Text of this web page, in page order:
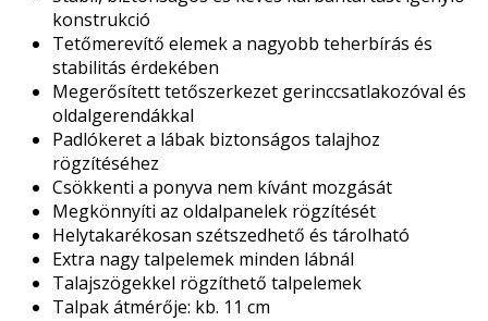
konstrukció
Tetőmerevítő elemek a nagyobb teherbírás és
stabilitás érdekében
Megerősített tetőszerkezet gerinccsatlakozóval és
oldalgerendákkal
Padlókeret a lábak biztonságos talajhoz
rögzítéséhez
Csökkenti a ponyva nem kívánt mozgását
Megkönnyíti az oldalpanelek rögzítését
Helytakarékosan szétszedhető és tárolható
Extra nagy talpelemek minden lábnál
Talajszögekkel rögzíthető talpelemek
Talpak átmérője: kb. 11 cm